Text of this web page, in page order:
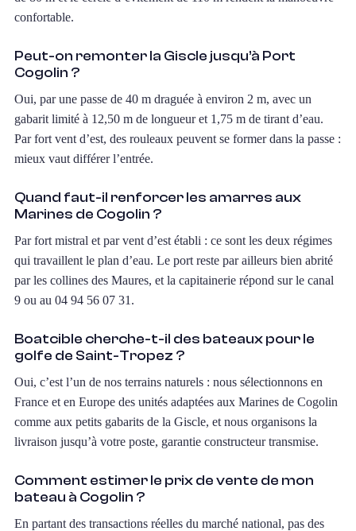
confortable.
Peut-on remonter la Giscle jusqu’à Port
Cogolin ?
Oui, par une passe de 40 m draguée à environ 2 m, avec un
gabarit limité à 12,50 m de longueur et 1,75 m de tirant d’eau.
Par fort vent d’est, des rouleaux peuvent se former dans la passe :
mieux vaut différer l’entrée.
Quand faut-il renforcer les amarres aux
Marines de Cogolin ?
Par fort mistral et par vent d’est établi : ce sont les deux régimes
qui travaillent le plan d’eau. Le port reste par ailleurs bien abrité
par les collines des Maures, et la capitainerie répond sur le canal
9 ou au 04 94 56 07 31.
Boatcible cherche-t-il des bateaux pour le
golfe de Saint-Tropez ?
Oui, c’est l’un de nos terrains naturels : nous sélectionnons en
France et en Europe des unités adaptées aux Marines de Cogolin
comme aux petits gabarits de la Giscle, et nous organisons la
livraison jusqu’à votre poste, garantie constructeur transmise.
Comment estimer le prix de vente de mon
bateau à Cogolin ?
En partant des transactions réelles du marché national, pas des